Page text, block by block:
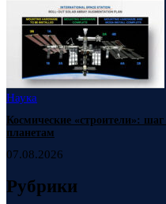
Наука
Космические «строители»:
планетам
07.08.2026
Рубрики